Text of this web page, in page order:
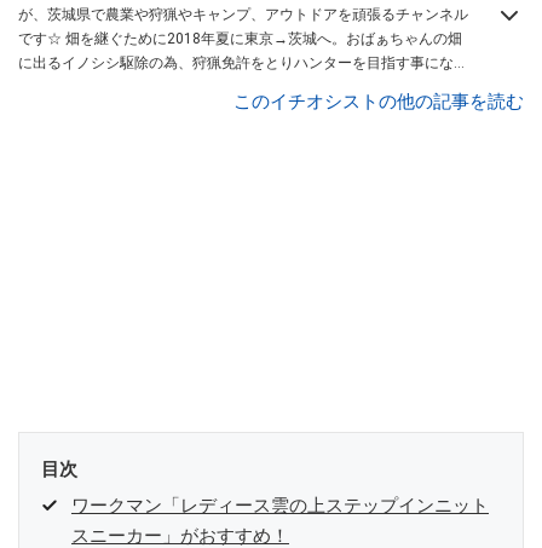
が、茨城県で農業や狩猟やキャンプ、アウトドアを頑張るチャンネル
です☆ 畑を継ぐために2018年夏に東京→茨城へ。おばぁちゃんの畑
に出るイノシシ駆除の為、狩猟免許をとりハンターを目指す事になり
る”トロフィー・ハンティング”をする気はありません。おばあちゃん
このイチオシストの他の記事を読む
目次
ワークマン「レディース雲の上ステップインニット
スニーカー」がおすすめ！